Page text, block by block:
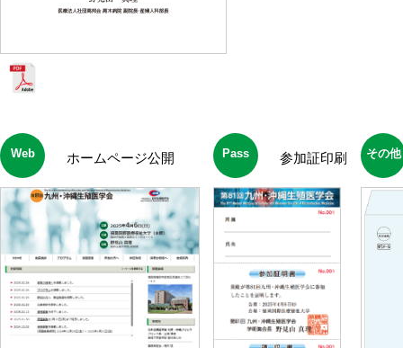
Web ホームページ公開 Pass 参加証印刷 その他